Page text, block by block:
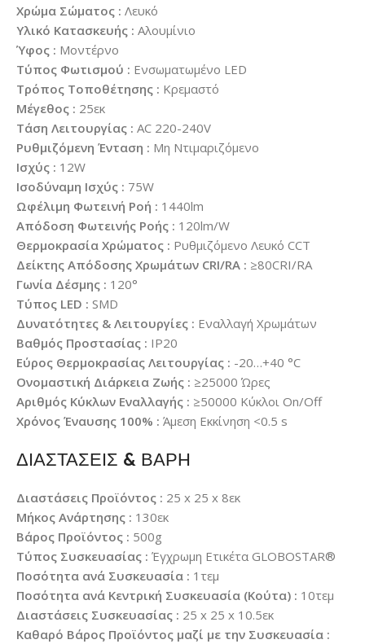
Χρώμα Σώματος : Λευκό
Υλικό Κατασκευής : Αλουμίνιο
Ύφος : Μοντέρνο
Τύπος Φωτισμού : Ενσωματωμένο LED
Τρόπος Τοποθέτησης : Κρεμαστό
Μέγεθος : 25εκ
Τάση Λειτουργίας : AC 220-240V
Ρυθμιζόμενη Ένταση : Μη Ντιμαριζόμενο
Ισχύς : 12W
Ισοδύναμη Ισχύς : 75W
Ωφέλιμη Φωτεινή Ροή : 1440lm
Απόδοση Φωτεινής Ροής : 120lm/W
Θερμοκρασία Χρώματος : Ρυθμιζόμενο Λευκό CCT
Δείκτης Απόδοσης Χρωμάτων CRI/RA : ≥80CRI/RA
Γωνία Δέσμης : 120°
Τύπος LED : SMD
Δυνατότητες & Λειτουργίες : Εναλλαγή Χρωμάτων
Βαθμός Προστασίας : IP20
Εύρος Θερμοκρασίας Λειτουργίας : -20…+40 °C
Ονομαστική Διάρκεια Ζωής : ≥25000 Ώρες
Αριθμός Κύκλων Εναλλαγής : ≥50000 Κύκλοι On/Off
Χρόνος Έναυσης 100% : Άμεση Εκκίνηση <0.5 s
ΔΙΑΣΤΑΣΕΙΣ & ΒΑΡΗ
Διαστάσεις Προϊόντος : 25 x 25 x 8εκ
Μήκος Ανάρτησης : 130εκ
Βάρος Προϊόντος : 500g
Τύπος Συσκευασίας : Έγχρωμη Ετικέτα GLOBOSTAR®
Ποσότητα ανά Συσκευασία : 1τεμ
Ποσότητα ανά Κεντρική Συσκευασία (Κούτα) : 10τεμ
Διαστάσεις Συσκευασίας : 25 x 25 x 10.5εκ
Καθαρό Βάρος Προϊόντος μαζί με την Συσκευασία :